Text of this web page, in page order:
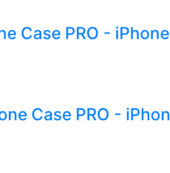
Case PRO -
Case PRO -